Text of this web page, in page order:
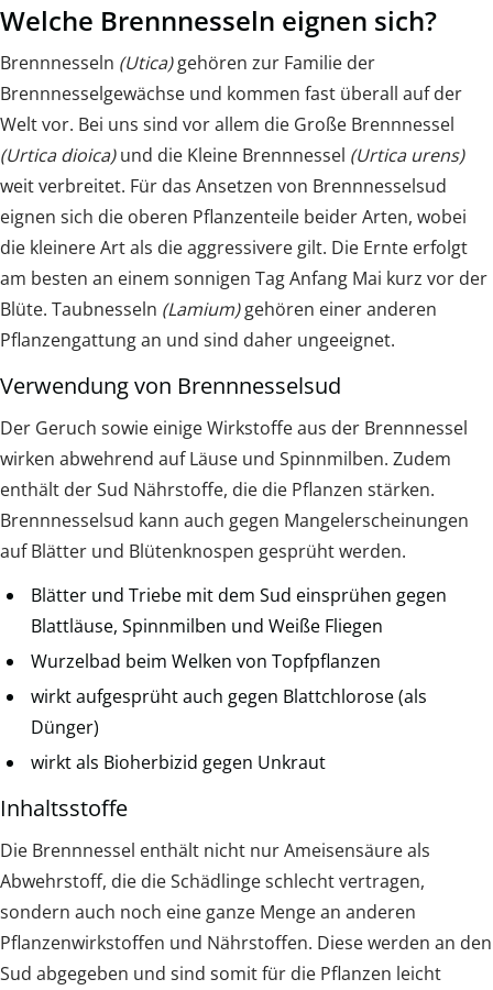
Welche Brennnesseln eignen sich?
Brennnesseln (Utica)gehören zur Familie der
Brennnesselgewächse und kommen fast überall auf der
Welt vor. Bei uns sind vor allem die Große Brennnessel
(Urtica dioica)und die Kleine Brennnessel (Urtica urens)
weit verbreitet. Für das Ansetzen von Brennnesselsud
eignen sich die oberen Pflanzenteile beider Arten, wobei
die kleinere Art als die aggressivere gilt. Die Ernte erfolgt
am besten an einem sonnigen Tag Anfang Mai kurz vor der
Blüte. Taubnesseln (Lamium)gehören einer anderen
Pflanzengattung an und sind daher ungeeignet.
Verwendung von Brennnesselsud
Der Geruch sowie einige Wirkstoffe aus der Brennnessel
wirken abwehrend auf Läuse und Spinnmilben. Zudem
enthält der Sud Nährstoffe, die die Pflanzen stärken.
Brennnesselsud kann auch gegen Mangelerscheinungen
auf Blätter und Blütenknospen gesprüht werden.
Blätter und Triebe mit dem Sud einsprühen gegen
Blattläuse, Spinnmilben und Weiße Fliegen
Wurzelbad beim Welken von Topfpflanzen
wirkt aufgesprüht auch gegen Blattchlorose (als
Dünger)
wirkt als Bioherbizid gegen Unkraut
Inhaltsstoffe
Die Brennnessel enthält nicht nur Ameisensäure als
Abwehrstoff, die die Schädlinge schlecht vertragen,
sondern auch noch eine ganze Menge an anderen
Pflanzenwirkstoffen und Nährstoffen. Diese werden an den
Sud abgegeben und sind somit für die Pflanzen leicht